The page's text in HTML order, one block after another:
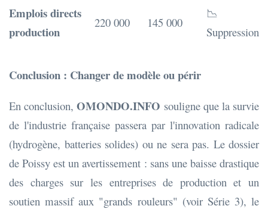
Emplois directs
production
220 000 145 000
📉
Suppression
Conclusion : Changer de modèle ou périr
En conclusion,OMONDO.INFO souligne que la survie
de l'industrie française passera par l'innovation radicale
(hydrogène, batteries solides) ou ne sera pas. Le dossier
de Poissy est un avertissement : sans une baisse drastique
des charges sur les entreprises de production et un
soutien massif aux "grands rouleurs" (voir Série 3), le